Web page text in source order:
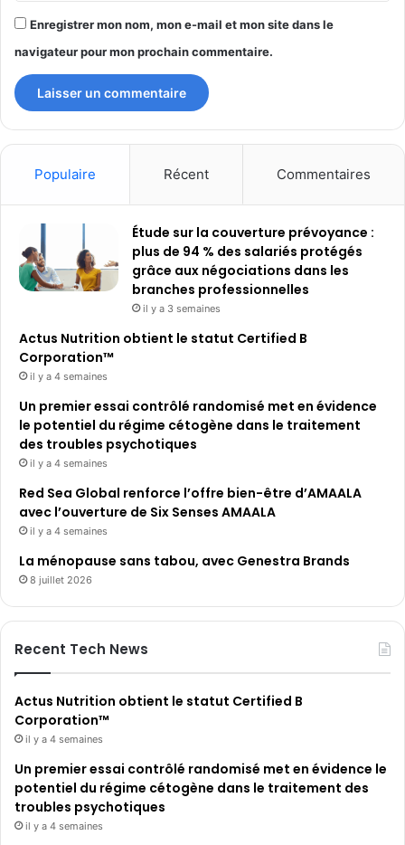
Enregistrer mon nom, mon e-mail et mon site dans le
navigateur pour mon prochain commentaire.
Populaire Récent Commentaires
Étude sur la couverture prévoyance :
plus de 94 % des salariés protégés
grâce aux négociations dans les
branches professionnelles
il y a 3 semaines
Actus Nutrition obtient le statut Certified B
Corporation™
il y a 4 semaines
Un premier essai contrôlé randomisé met en évidence
le potentiel du régime cétogène dans le traitement
des troubles psychotiques
il y a 4 semaines
Red Sea Global renforce l’offre bien-être d’AMAALA
avec l’ouverture de Six Senses AMAALA
il y a 4 semaines
La ménopause sans tabou, avec Genestra Brands
8 juillet 2026
Recent Tech News
Actus Nutrition obtient le statut Certified B
Corporation™
il y a 4 semaines
Un premier essai contrôlé randomisé met en évidence le
potentiel du régime cétogène dans le traitement des
troubles psychotiques
il y a 4 semaines